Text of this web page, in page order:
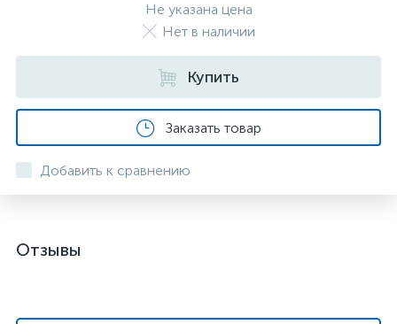
Не указана цена
Нет в наличии
Купить
Заказать товар
Добавить к сравнению
Отзывы